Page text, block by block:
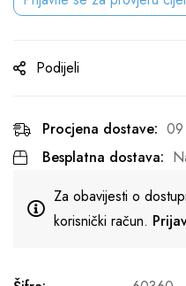
Podijeli
Procjena dostave: 09
Besplatna dostava:
Za obavijesti o
korisnički račun.